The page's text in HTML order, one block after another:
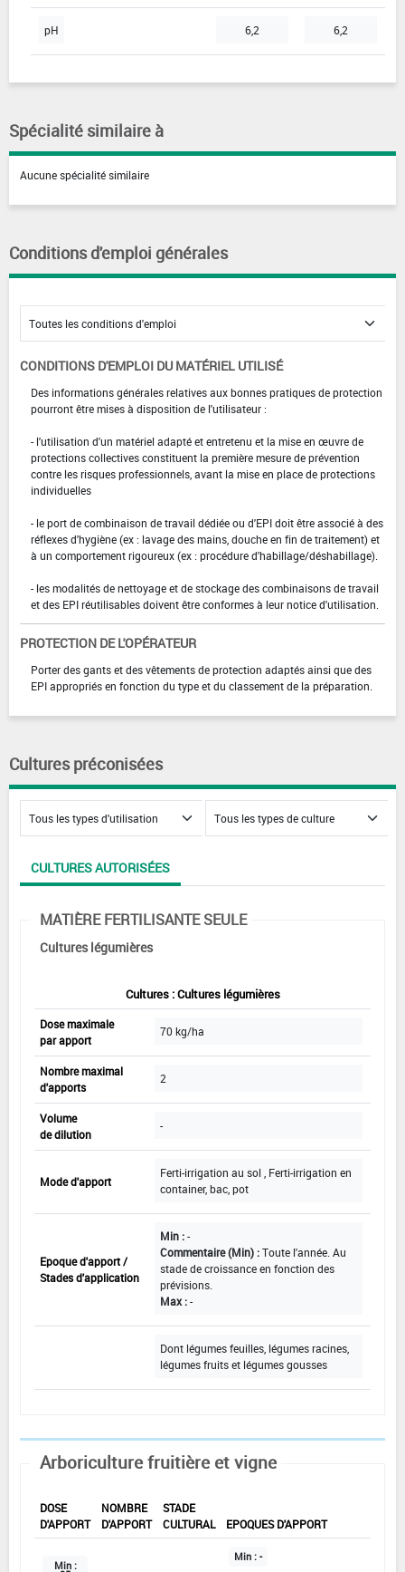
pH 6,2 6,2
Spécialité similaire à
Aucune spécialité similaire
Conditions d'emploi générales
CONDITIONS D'EMPLOI DU MATÉRIEL UTILISÉ
Des informations générales relatives aux bonnes pratiques de protection
pourront être mises à disposition de l'utilisateur :
- l'utilisation d'un matériel adapté et entretenu et la mise en œuvre de
protections collectives constituent la première mesure de prévention
contre les risques professionnels, avant la mise en place de protections
individuelles
- le port de combinaison de travail dédiée ou d'EPI doit être associé à des
réflexes d'hygiène (ex : lavage des mains, douche en fin de traitement) et
à un comportement rigoureux (ex : procédure d'habillage/déshabillage).
- les modalités de nettoyage et de stockage des combinaisons de travail
et des EPI réutilisables doivent être conformes à leur notice d'utilisation.
PROTECTION DE L'OPÉRATEUR
Porter des gants et des vêtements de protection adaptés ainsi que des
EPI appropriés en fonction du type et du classement de la préparation.
Cultures préconisées
CULTURES AUTORISÉES
MATIÈRE FERTILISANTE SEULE
Cultures légumières
Cultures : Cultures légumières
Dose maximale
par apport
70 kg/ha
Nombre maximal
d'apports
2
Volume
de dilution
-
Mode d'apport
Ferti-irrigation au sol , Ferti-irrigation en
container, bac, pot
Epoque d'apport /
Stades d'application
Min :-
Commentaire (Min) :Toute l'année. Au
stade de croissance en fonction des
prévisions.
Max :-
Dont légumes feuilles, légumes racines,
légumes fruits et légumes gousses
Arboriculture fruitière et vigne
DOSE
D'APPORT
NOMBRE
D'APPORT
STADE
CULTURAL
EPOQUES D'APPORT
Min :
Min : -